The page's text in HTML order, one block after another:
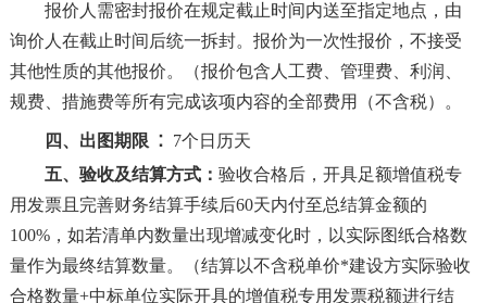
报价人需密封报价在规定截止时间内送至指定地点，由
询价人在截止时间后统一拆封。报价为一次性报价，不接受
其他性质的其他报价。（报价包含人工费、管理费、利润、
规费、措施费等所有完成该项内容的全部费用（不含税）。
四、出图期限： 7个日历天
五、验收及结算方式： 验收合格后，开具足额增值税专
用发票且完善财务结算手续后60天内付至总结算金额的
100%，如若清单内数量出现增减变化时，以实际图纸合格数
量作为最终结算数量。
（结算以不含税单价*建设方实际验收
合格数量+中标单位实际开具的增值税专用发票税额进行结